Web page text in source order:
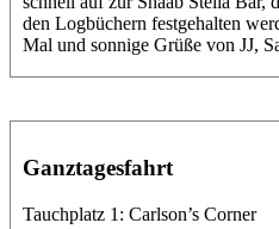
den Logbüchern festgehalten
Mal und sonnige Grüße von JJ,
Ganztagesfahrt
Tauchplatz 1: Carlson’s Corner